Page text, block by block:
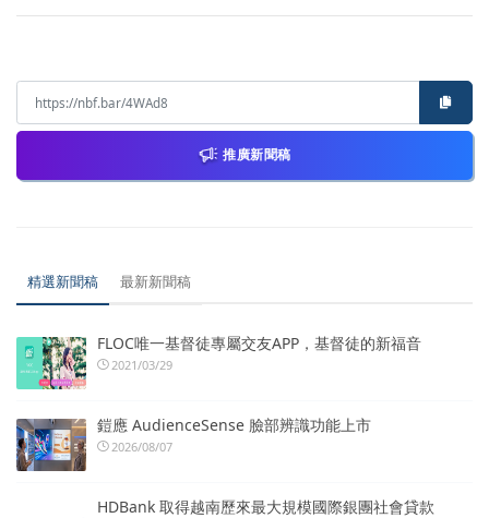
推廣新聞稿
精選新聞稿 最新新聞稿
FLOC唯一基督徒專屬交友APP，基督徒的新福音
2021/03/29
鎧應 AudienceSense 臉部辨識功能上市
2026/08/07
HDBank 取得越南歷來最大規模國際銀團社會貸款